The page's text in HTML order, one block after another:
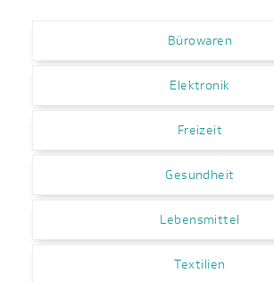
Bürowaren
Elektronik
Freizeit
Gesundheit
Lebensmittel
Textilien